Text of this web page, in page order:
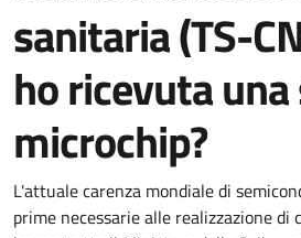
sanitaria (TS-
ho ricevuta una
microchip?
L'attuale carenza mondiale di
prime necessarie alle realizzazione